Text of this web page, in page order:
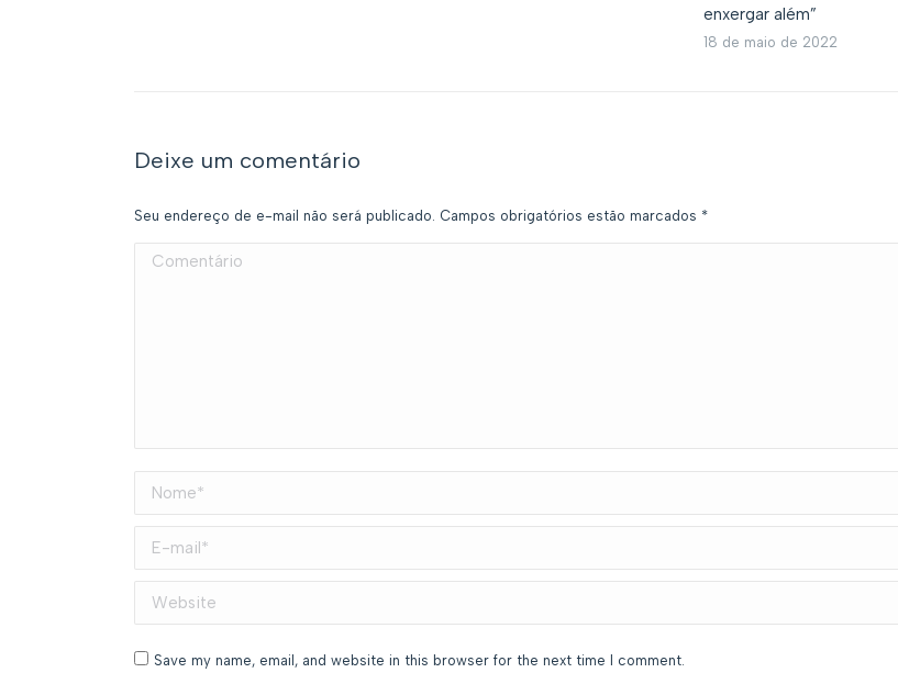
enxergar além”
18 de maio de 2022
Deixe um comentário
Seu endereço de e-mail não será publicado. Campos obrigatórios estão marcados *
Comentário
Nome *
E-mail *
Website
Save my name, email, and website in this browser for the next time I comment.